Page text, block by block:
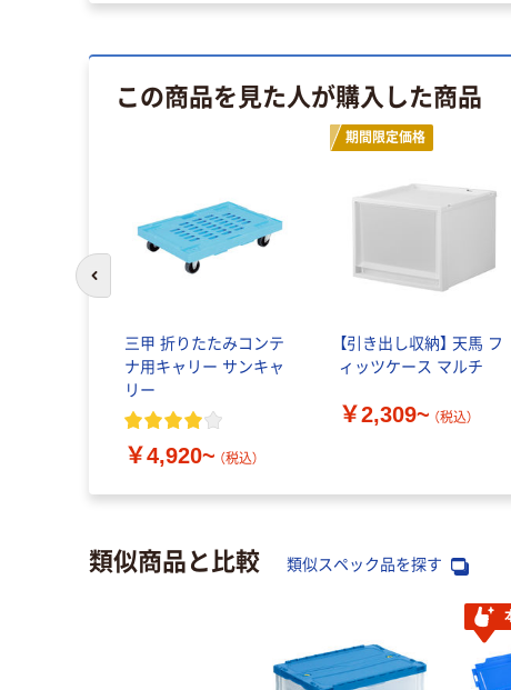
この商品を見た人が購入した商品
三甲 折りたたみコンテ
ナ用キャリー サンキャ
リー
￥4,920~ （税込）
期間限定価格
【引き出し収納】 天馬 フ
ィッツケース マルチ
￥2,309~ （税込）
類似商品と比較 類似スペック品を探す